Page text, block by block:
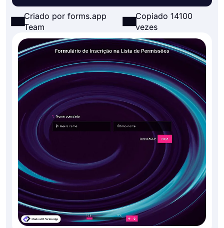
Criado por forms.app
Team
Copiado 14100
vezes